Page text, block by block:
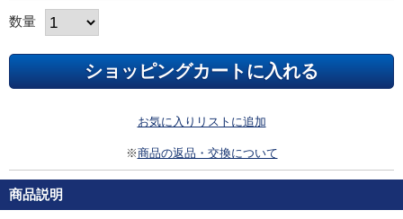
数量
お気に入りリストに追加
※商品の返品・交換について
商品説明